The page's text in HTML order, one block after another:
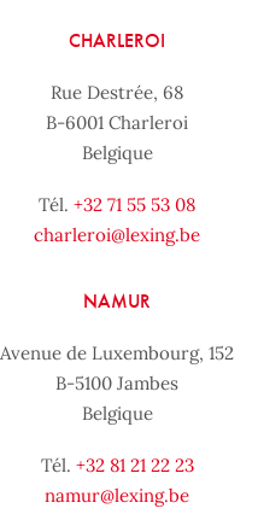
CHARLEROI
Rue Destrée, 68
B-6001 Charleroi
Belgique
Tél. +32 71 55 53 08
charleroi@lexing.be
NAMUR
Avenue de Luxembourg, 152
B-5100 Jambes
Belgique
Tél. +32 81 21 22 23
namur@lexing.be